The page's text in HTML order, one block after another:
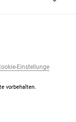
Einstellunge
vorbehalten.